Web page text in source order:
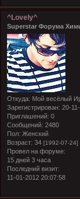
^Lovely^
Superstar Форума
Откуда: Мой весёлый
Зарегистрирован: 20-
Приглашений: 0
Сообщений: 2480
Пол: Женский
Возраст: 34 [1992-07-24]
Провел на форуме:
15 дней 3 часа
Последний визит:
11-01-2012 20:07:58